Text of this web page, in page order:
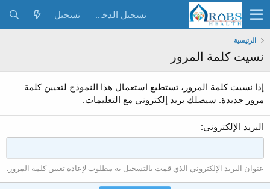
تسجيل الدخول تسجيل
الرئيسية
نسيت كلمة المرور
إذا نسيت كلمة المرور، تستطيع استعمال هذا النموذج لتعيين كلمة
مرور جديدة. سيصلك بريد إلكتروني مع التعليمات.
البريد الإلكتروني
عنوان البريد الإلكتروني الذي قمت بالتسجيل به مطلوب لإعادة تعيين كلمة المرور.